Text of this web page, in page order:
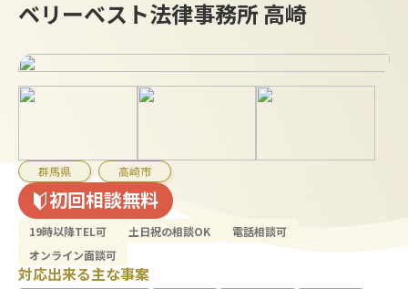
ベリーベスト法律事務所 高崎
群馬県 高崎市
初回相談無料
19時以降TEL可 土日祝の相談OK
電話相談可
オンライン面談可
対応出来る主な事案